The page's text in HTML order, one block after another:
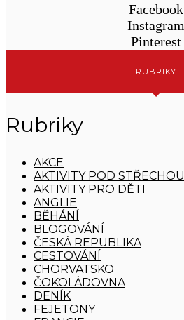
Facebook
Instagram
Pinterest
RUBRIKY
Rubriky
AKCE
AKTIVITY POD STŘECHOU
AKTIVITY PRO DĚTI
ANGLIE
BĚHÁNÍ
BLOGOVÁNÍ
ČESKÁ REPUBLIKA
CESTOVÁNÍ
CHORVATSKO
ČOKOLÁDOVNA
DENÍK
FEJETONY